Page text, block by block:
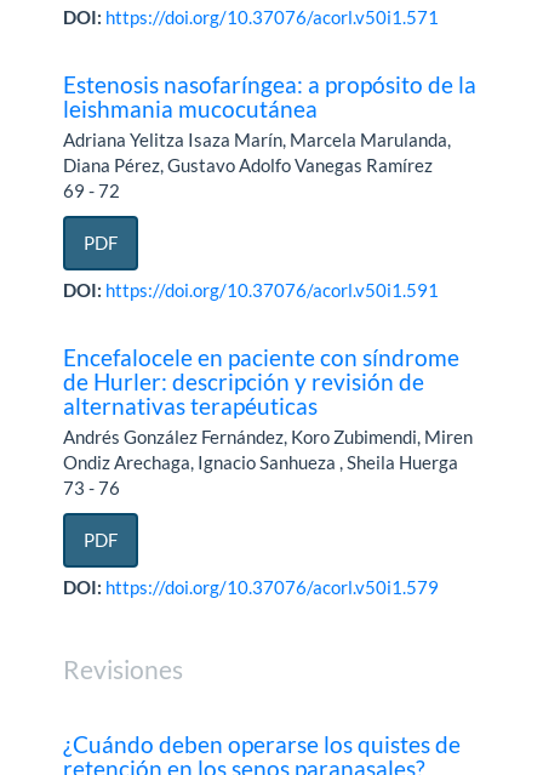
DOI: https://doi.org/10.37076/acorl.v50i1.571
Estenosis nasofaríngea: a propósito de la
leishmania mucocutánea
Adriana Yelitza Isaza Marín, Marcela Marulanda,
Diana Pérez, Gustavo Adolfo Vanegas Ramírez
69 - 72
PDF
DOI: https://doi.org/10.37076/acorl.v50i1.591
Encefalocele en paciente con síndrome
de Hurler: descripción y revisión de
alternativas terapéuticas
Andrés González Fernández, Koro Zubimendi, Miren
Ondiz Arechaga, Ignacio Sanhueza , Sheila Huerga
73 - 76
PDF
DOI: https://doi.org/10.37076/acorl.v50i1.579
Revisiones
¿Cuándo deben operarse los quistes de
retención en los senos paranasales?